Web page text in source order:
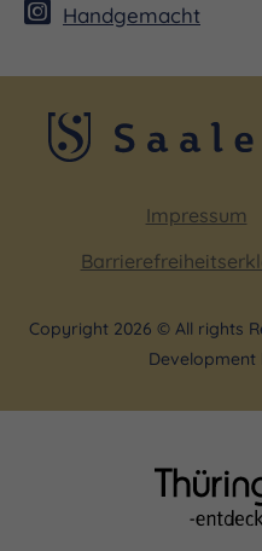
Handgemacht
Impressum
Copyright 2026 © All rights
Development